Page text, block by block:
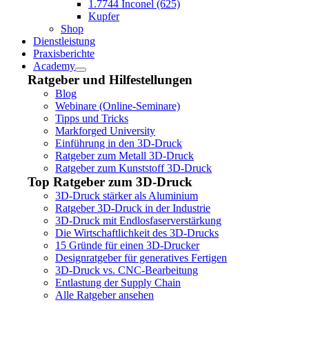
1.7744 Inconel (625)
Kupfer
Shop
Dienstleistung
Praxisberichte
Academy
Ratgeber und Hilfestellungen
Blog
Webinare (Online-Seminare)
Tipps und Tricks
Markforged University
Einführung in den 3D-Druck
Ratgeber zum Metall 3D-Druck
Ratgeber zum Kunststoff 3D-Druck
Top Ratgeber zum 3D-Druck
3D-Druck stärker als Aluminium
Ratgeber 3D-Druck in der Industrie
3D-Druck mit Endlosfaserverstärkung
Die Wirtschaftlichkeit des 3D-Drucks
15 Gründe für einen 3D-Drucker
Designratgeber für generatives Fertigen
3D-Druck vs. CNC-Bearbeitung
Entlastung der Supply Chain
Alle Ratgeber ansehen